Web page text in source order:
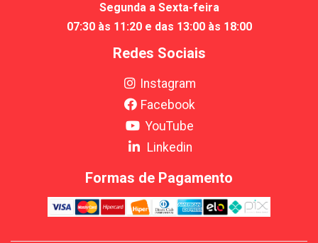
Segunda a Sexta-feira
07:30 às 11:20 e das 13:00 às 18:00
Redes Sociais
Instagram
Facebook
YouTube
Linkedin
Formas de Pagamento